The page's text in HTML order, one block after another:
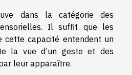
dans la catégorie des
Il suffit que les
cette capacité entendent un
la vue d’un geste et des
leur apparaître.